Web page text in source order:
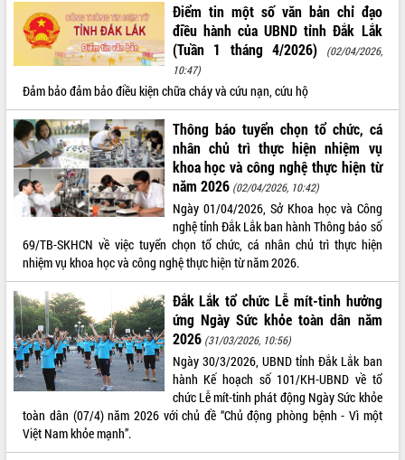
VIDEO
Không có file video nào để phát.
ALBUM ẢNH
LIÊN KẾT WEB
THỐNG KÊ TRUY CẬP
Hôm nay: 14458
Tất cả: 66100126
Điểm tin một số văn bản chỉ đạo
điều hành của UBND tỉnh Đắk Lắk
(Tuần 1 tháng 4/2026)
(02/04/2026,
10:47)
Đảm bảo đảm bảo điều kiện chữa cháy và cứu nạn, cứu hộ
Thông báo tuyển chọn tổ chức, cá
nhân chủ trì thực hiện nhiệm vụ
khoa học và công nghệ thực hiện từ
năm 2026 (02/04/2026, 10:42)
Ngày 01/04/2026, Sở Khoa học và Công
nghệ tỉnh Đắk Lắk ban hành Thông báo số
69/TB-SKHCN về việc tuyển chọn tổ chức, cá nhân chủ trì thực hiện
nhiệm vụ khoa học và công nghệ thực hiện từ năm 2026.
Đắk Lắk tổ chức Lễ mít-tinh hưởng
ứng Ngày Sức khỏe toàn dân năm
2026 (31/03/2026, 10:56)
Ngày 30/3/2026, UBND tỉnh Đắk Lắk ban
hành Kế hoạch số 101/KH-UBND về tổ
chức Lễ mít-tinh phát động Ngày Sức khỏe
toàn dân (07/4) năm 2026 với chủ đề “Chủ động phòng bệnh - Vì một
Việt Nam khỏe mạnh”.